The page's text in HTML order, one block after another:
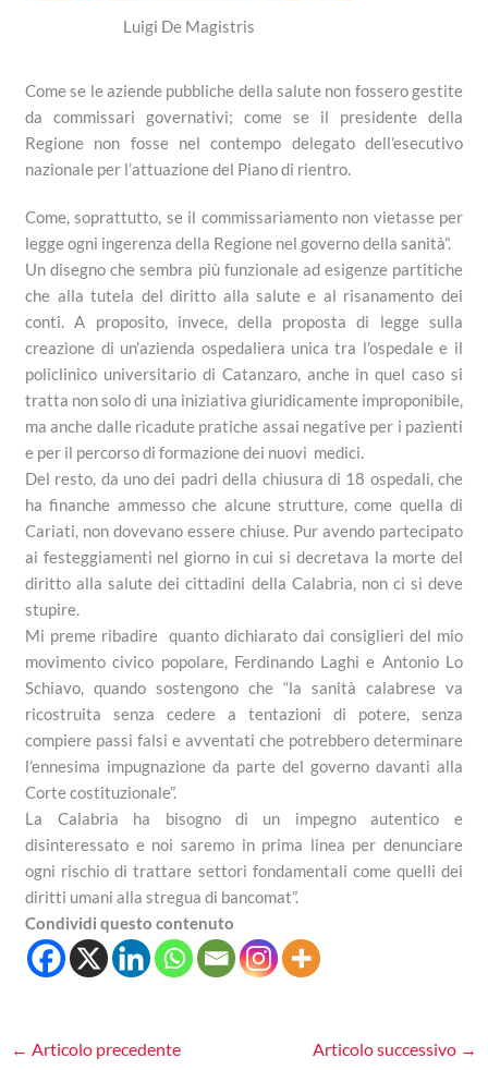
Luigi De Magistris
Come se le aziende pubbliche della salute non fossero gestite
da commissari governativi; come se il presidente della
Regione non fosse nel contempo delegato dell’esecutivo
nazionale per l’attuazione del Piano di rientro.
Come, soprattutto, se il commissariamento non vietasse per
legge ogni ingerenza della Regione nel governo della sanità”.
Un disegno che sembra più funzionale ad esigenze partitiche
che alla tutela del diritto alla salute e al risanamento dei
conti. A proposito, invece, della proposta di legge sulla
creazione di un’azienda ospedaliera unica tra l’ospedale e il
policlinico universitario di Catanzaro, anche in quel caso si
tratta non solo di una iniziativa giuridicamente improponibile,
ma anche dalle ricadute pratiche assai negative per i pazienti
e per il percorso di formazione dei nuovi medici.
Del resto, da uno dei padri della chiusura di 18 ospedali, che
ha finanche ammesso che alcune strutture, come quella di
Cariati, non dovevano essere chiuse. Pur avendo partecipato
ai festeggiamenti nel giorno in cui si decretava la morte del
diritto alla salute dei cittadini della Calabria, non ci si deve
stupire.
Mi preme ribadire quanto dichiarato dai consiglieri del mio
movimento civico popolare, Ferdinando Laghi e Antonio Lo
Schiavo, quando sostengono che “la sanità calabrese va
ricostruita senza cedere a tentazioni di potere, senza
compiere passi falsi e avventati che potrebbero determinare
l’ennesima impugnazione da parte del governo davanti alla
Corte costituzionale”.
La Calabria ha bisogno di un impegno autentico e
disinteressato e noi saremo in prima linea per denunciare
ogni rischio di trattare settori fondamentali come quelli dei
diritti umani alla stregua di bancomat”.
Condividi questo contenuto
← Articolo precedente Articolo successivo →